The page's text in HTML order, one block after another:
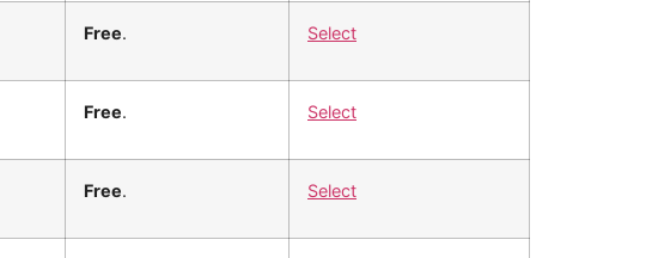
Free. Select
Free. Select
Free. Select